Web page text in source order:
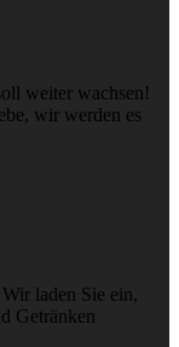
weiter wachsen!
wir werden es
laden Sie ein,
Getränken